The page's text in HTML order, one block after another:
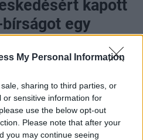
My Personal Information
sharing to third parties, or
or sensitive information for
use the below opt-out
Please note that after your
you may continue seeing
kapott
egy
kapott a Magyar
egy magánszemély